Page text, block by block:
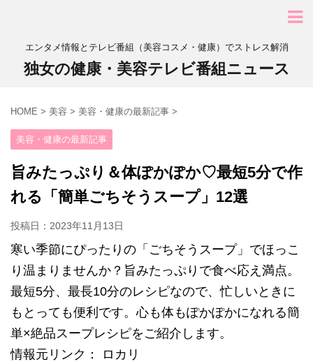
エンタメ情報とテレビ番組（美容コスメ・健康）でストレス解消
独女の健康・美容テレビ番組ニュース
HOME > 美容 > 美容・健康の最新記事 >
美容・健康の最新記事
旨みたっぷり＆体ぽかぽか♡最短5分で作
れる「簡単ごちそうスープ」12選
投稿日： 2023年11月13日
寒い季節にぴったりの「ごちそうスープ」でほっこ
り温まりませんか？旨みたっぷりで食べ応え満点。
最短5分、最長10分のレシピなので、忙しいときに
もとっても便利です。心も体もぽかぽかになれる簡
単×絶品スープレシピをご紹介します。
情報元リンク： ロカリ